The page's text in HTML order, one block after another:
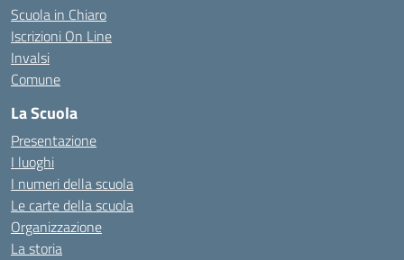
Scuola in Chiaro
Iscrizioni On Line
Invalsi
Comune
La Scuola
Presentazione
I luoghi
I numeri della scuola
Le carte della scuola
Organizzazione
La storia